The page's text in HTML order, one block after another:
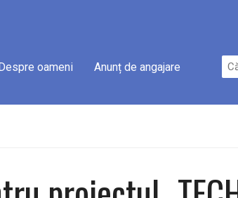
oameni Anunț de angajare